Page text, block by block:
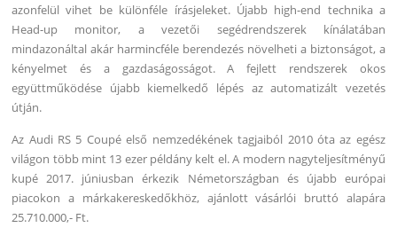
azonfelül vihet be különféle írásjeleket. Újabb high-end technika a
Head-up monitor, a vezetői segédrendszerek kínálatában
mindazonáltal akár harmincféle berendezés növelheti a biztonságot, a
kényelmet és a gazdaságosságot. A fejlett rendszerek okos
együttműködése újabb kiemelkedő lépés az automatizált vezetés
útján.
Az Audi RS 5 Coupé első nemzedékének tagjaiból 2010 óta az egész
világon több mint 13 ezer példány kelt el. A modern nagyteljesítményű
kupé 2017. júniusban érkezik Németországban és újabb európai
piacokon a márkakereskedőkhöz, ajánlott vásárlói bruttó alapára
25.710.000,- Ft.